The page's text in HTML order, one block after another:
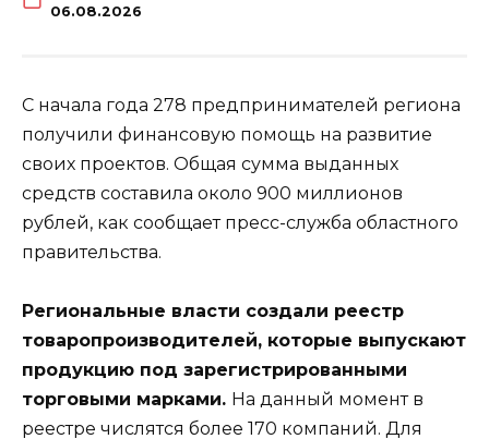
06.08.2026
С начала года 278 предпринимателей региона
получили финансовую помощь на развитие
своих проектов. Общая сумма выданных
средств составила около 900 миллионов
рублей, как сообщает пресс-служба областного
правительства.
Региональные власти создали реестр
товаропроизводителей, которые выпускают
продукцию под зарегистрированными
торговыми марками. На данный момент в
реестре числятся более 170 компаний. Для